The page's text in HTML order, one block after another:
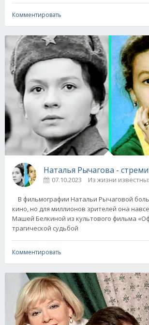
Комментировать
Наталья Рычагова -
07.10.2023 Из жизни
В фильмографии Натальи Рычаговой
кино, но для миллионов зрителей она
Машей Белкиной из культового фильма
трагической судьбой
Комментировать